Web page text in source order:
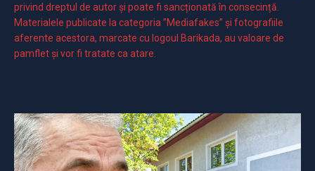
privind dreptul de autor și poate fi sancționată în consecință.
Materialele publicate la categoria ”Mediafakes” și fotografiile
aferente acestora, marcate cu logoul Barikada, au valoare de
pamflet și vor fi tratate ca atare.